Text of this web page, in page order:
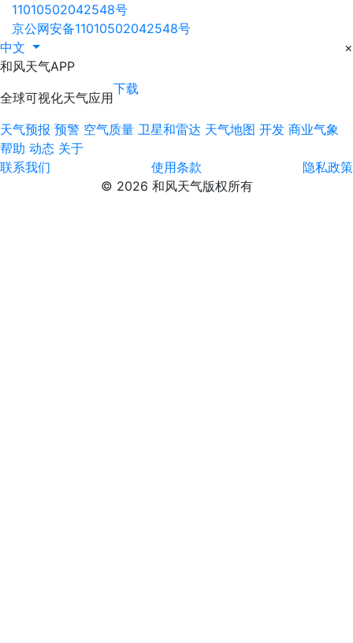
11010502042548号
京公网安备11010502042548号
中文
×
和风天气APP
全球可视化天气应用
下载
天气预报 预警 空气质量 卫星和雷达 天气地图 开发 商业气象
帮助 动态 关于
联系我们
使用条款
隐私政策
© 2026 和风天气版权所有